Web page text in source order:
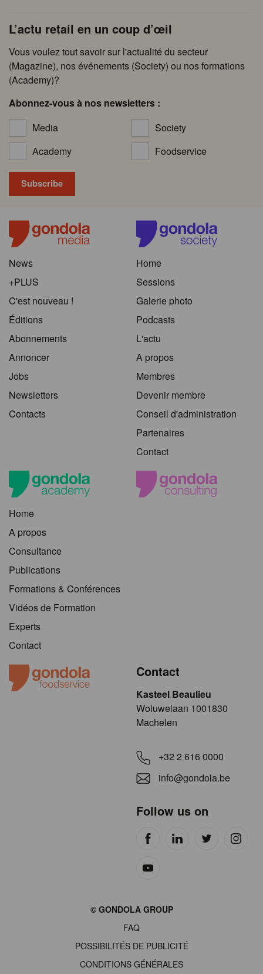
L’actu retail en un coup d’œil
Vous voulez tout savoir sur l'actualité du secteur
(Magazine), nos événements (Society) ou nos formations
(Academy)?
Abonnez-vous à nos newsletters :
Media
Society
Academy
Foodservice
News
+PLUS
C'est nouveau !
Éditions
Abonnements
Annoncer
Jobs
Newsletters
Contacts
Home
Sessions
Galerie photo
Podcasts
L'actu
A propos
Membres
Devenir membre
Conseil d'administration
Partenaires
Contact
Home
A propos
Consultance
Publications
Formations & Conférences
Vidéos de Formation
Experts
Contact
Contact
Kasteel Beaulieu
​​​Woluwelaan 1001830
Machelen
+32 2 616 0000
info@gondola.be
Follow us on
© GONDOLA GROUP
FAQ
POSSIBILITÉS DE PUBLICITÉ
CONDITIONS GÉNÉRALES